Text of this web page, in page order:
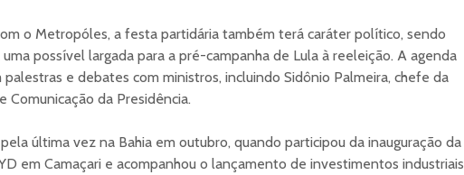
o Metropóles, a festa partidária também terá caráter político, sendo
possível largada para a pré-campanha de Lula à reeleição. A agenda
palestras e debates com ministros, incluindo Sidônio Palmeira, chefe da
Comunicação da Presidência.
última vez na Bahia em outubro, quando participou da inauguração da
em Camaçari e acompanhou o lançamento de investimentos industriais